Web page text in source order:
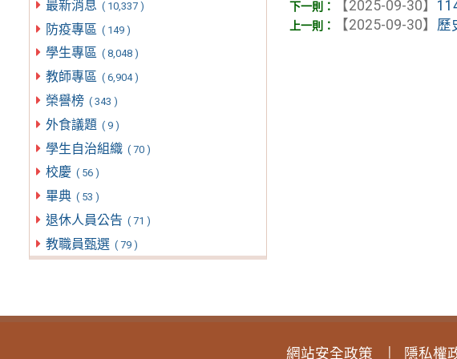
最新消息 ( 10,337 )
防疫專區 ( 149 )
學生專區 ( 8,048 )
教師專區 ( 6,904 )
榮譽榜 ( 343 )
外食議題 ( 9 )
學生自治組織 ( 70 )
校慶 ( 56 )
畢典 ( 53 )
退休人員公告 ( 71 )
教職員甄選 ( 79 )
【2025-09-30】
【2025-09-30】 歷
網站安全政策 隱私權